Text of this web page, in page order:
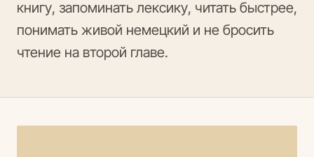
книгу, запоминать лексику, читать быстрее,
понимать живой немецкий и не бросить
чтение на второй главе.